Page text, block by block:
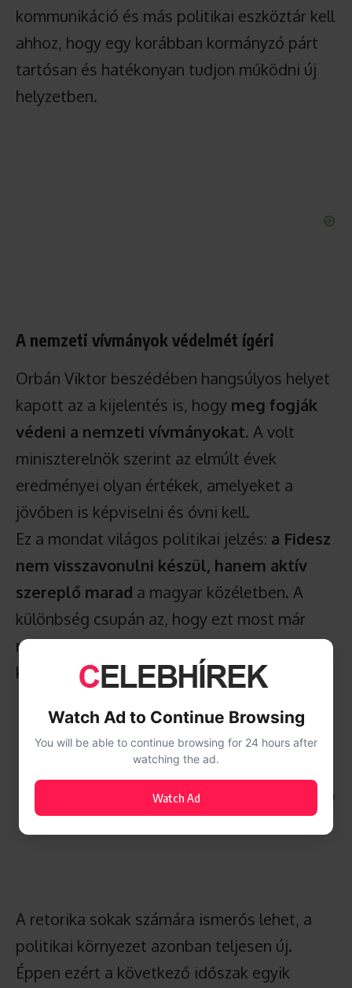
kommunikáció és más politikai eszköztár kell
ahhoz, hogy egy korábban kormányzó párt
tartósan és hatékonyan tudjon működni új
helyzetben.
A nemzeti vívmányok védelmét ígéri
Orbán Viktor beszédében hangsúlyos helyet
kapott az a kijelentés is, hogy meg fogják
védeni a nemzeti vívmányokat. A volt
miniszterelnök szerint az elmúlt évek
eredményei olyan értékek, amelyeket a
jövőben is képviselni és óvni kell.
Ez a mondat világos politikai jelzés: a Fidesz
nem visszavonulni készül, hanem aktív
szereplő marad a magyar közéletben. A
különbség csupán az, hogy ezt most már
nem kormányról, hanem ellenzéki pozícióból
kell megtennie.
A retorika sokak számára ismerős lehet, a
politikai környezet azonban teljesen új.
Éppen ezért a következő időszak egyik
Watch Ad to Continue Browsing
You will be able to continue browsing for 24 hours after
watching the ad.
Watch Ad